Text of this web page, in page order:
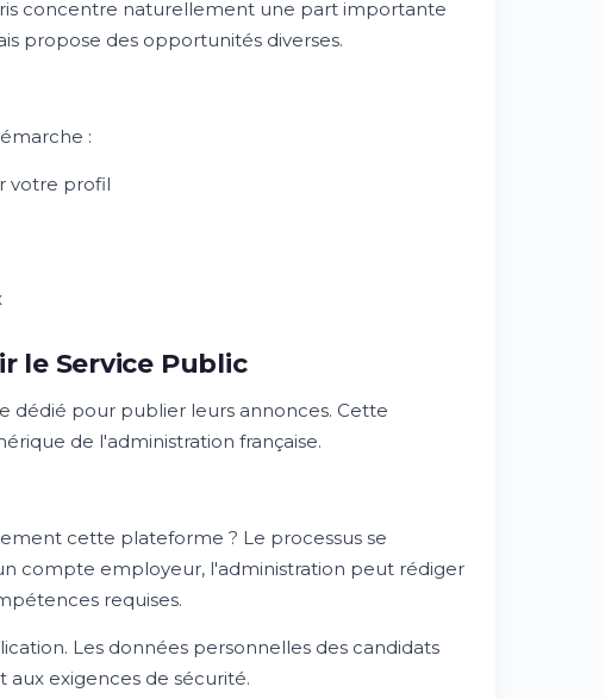
concentre naturellement une part importante
propose des opportunités diverses.
:
votre profil
le Service Public
dédié pour publier leurs annonces. Cette
de l'administration française.
cette plateforme ? Le processus se
compte employeur, l'administration peut rédiger
requises.
Les données personnelles des candidats
exigences de sécurité.